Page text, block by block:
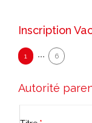
Inscription
1 6
Autorité